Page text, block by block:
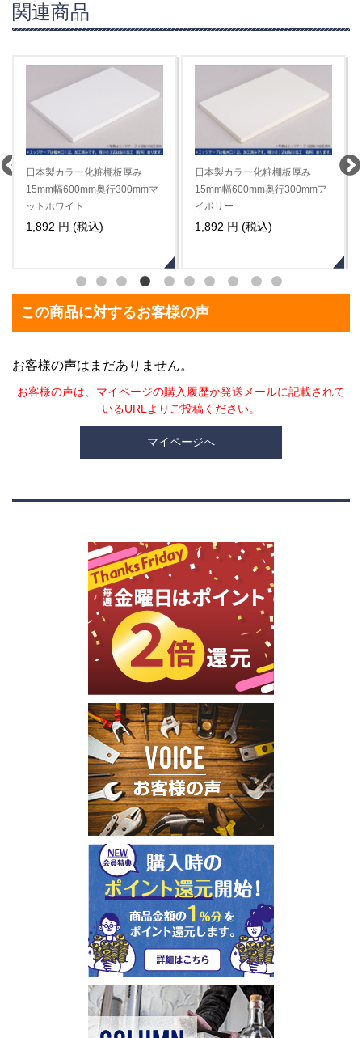
関連商品
日本製カラー化粧棚板（約）厚
み15mm幅900mm奥行300mm
ダークウォールナット（木目
調）
3,322 円 (税込)
日本製カラー化粧棚板（約）厚
み15mm幅900mm奥行300mm
オバンコール（木目調）
3,322 円 (税込)
この商品に対するお客様の声
お客様の声はまだありません。
お客様の声は、マイページの購入履歴か発送メールに記載されて
いるURLよりご投稿ください。
マイページへ